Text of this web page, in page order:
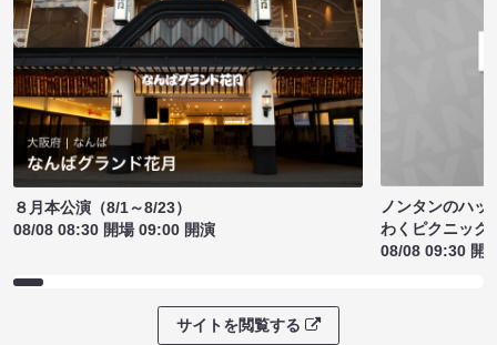
８月本公演（8/1～8/23）
08/08 08:30 開場 09:00 開演
ノンタンのハッ
わくピクニック
08/08 09:30 開
サイトを閲覧する